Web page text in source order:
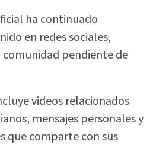
ha continuado
en redes sociales,
pendiente de
videos relacionados
mensajes personales y
que comparte con sus